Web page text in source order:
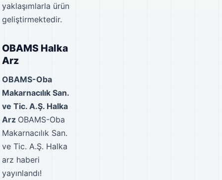
yaklaşımlarla ürün
geliştirmektedir.
OBAMS Halka
Arz
OBAMS-Oba
Makarnacılık San.
ve Tic. A.Ş. Halka
Arz OBAMS-Oba
Makarnacılık San.
ve Tic. A.Ş. Halka
arz haberi
yayınlandı!